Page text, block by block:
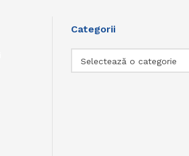
Categorii
Selectează o categorie